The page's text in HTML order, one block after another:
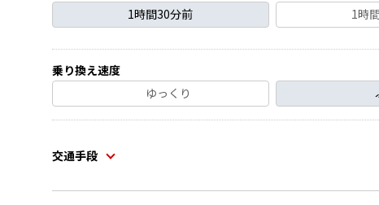
1時間30分前
1時
乗り換え速度
ゆっくり
交通手段